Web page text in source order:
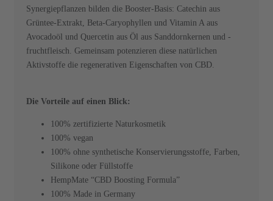
Synergiepflanzen bilden die Booster-Basis: Catechin aus
Grüntee-Extrakt, Beta-Caryophyllen und Vitamin A aus
Avocadoöl und Quercetin aus Öl aus Sanddornkernen und -
fruchtfleisch. Gemeinsam potenzieren diese natürlichen
Aktivstoffe die regenerativen Eigenschaften von CBD.
Die Vorteile auf einen Blick:
100% zertifizierte Naturkosmetik
100% vegan
100% ohne synthetische Konservierungsstoffe, Farben,
Silikone oder Füllstoffe
HempMate “CBD Boosting Formula”
100% Made in Germany